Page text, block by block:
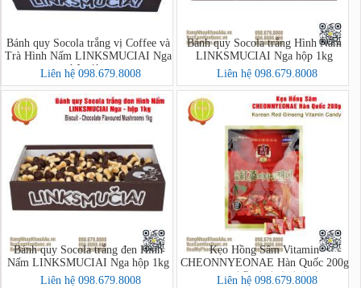
Bánh quy Socola trắng vị Coffee và
Trà Hình Nấm LINKSMUCIAI Nga
hộp 1kg
Liên hệ 098.679.8008
Bánh quy Socola trắng Hình Nấm
LINKSMUCIAI Nga hộp 1kg
Liên hệ 098.679.8008
Bánh quy Socola trắng đen Hình
Nấm LINKSMUCIAI Nga hộp 1kg
Liên hệ 098.679.8008
Kẹo Hồng Sâm Vitamin
CHEONNYEONAE Hàn Quốc 200g
- 고려홍삼비타민캔디
Liên hệ 098.679.8008